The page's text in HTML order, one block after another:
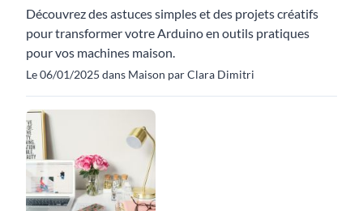
Découvrez des astuces simples et des projets créatifs
pour transformer votre Arduino en outils pratiques
pour vos machines maison.
Le 06/01/2025 dans Maison par Clara Dimitri